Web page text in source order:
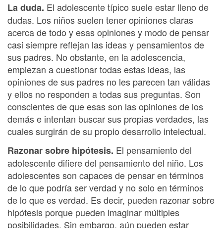
La duda. El adolescente típico suele estar lleno de
dudas. Los niños suelen tener opiniones claras
acerca de todo y esas opiniones y modo de pensar
casi siempre reflejan las ideas y pensamientos de
sus padres. No obstante, en la adolescencia,
empiezan a cuestionar todas estas ideas, las
opiniones de sus padres no les parecen tan válidas
y ellos no responden a todas sus preguntas. Son
conscientes de que esas son las opiniones de los
demás e intentan buscar sus propias verdades, las
cuales surgirán de su propio desarrollo intelectual.
Razonar sobre hipótesis. El pensamiento del
adolescente difiere del pensamiento del niño. Los
adolescentes son capaces de pensar en términos
de lo que podría ser verdad y no solo en términos
de lo que es verdad. Es decir, pueden razonar sobre
hipótesis porque pueden imaginar múltiples
posibilidades. Sin embargo, aún pueden estar